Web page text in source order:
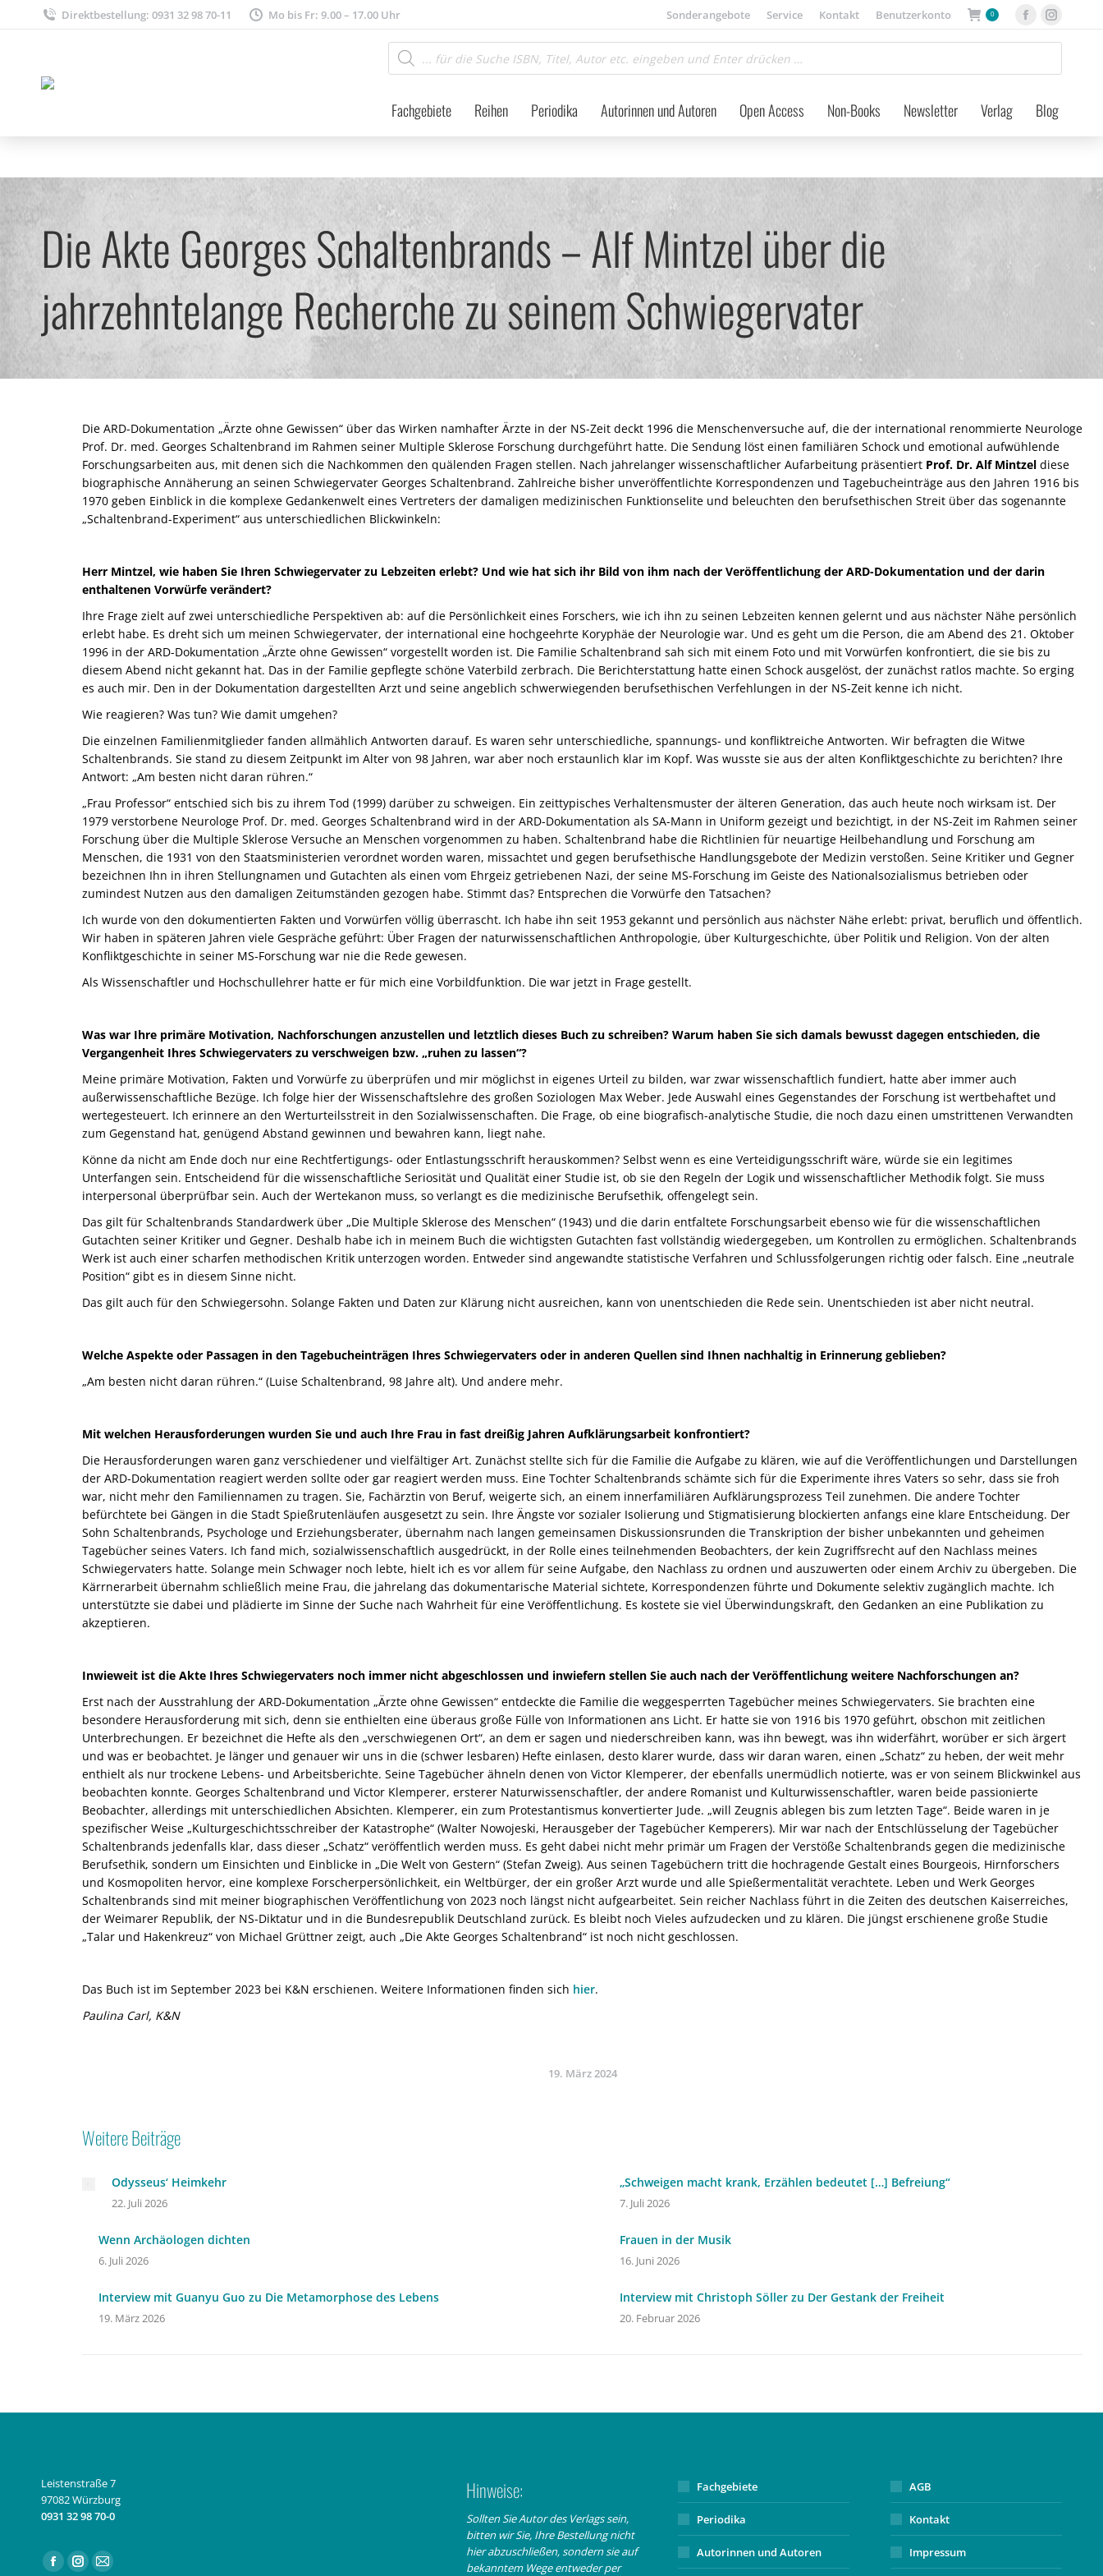
Direktbestellung: 0931 32 98 70-11 Mo bis Fr: 9.00 – 17.00 Uhr Sonderangebote Service Kontakt Benutzerkonto 0
Facebook
page
new
page
new
Products
search
Fachgebiete Reihen Periodika Autorinnen und Autoren Open Access Non-Books Newsletter Verlag Blog
Die Akte Georges Schaltenbrands – Alf Mintzel über die
jahrzehntelange Recherche zu seinem Schwiegervater
Die ARD-Dokumentation „Ärzte ohne Gewissen“ über das Wirken namhafter Ärzte in der NS-Zeit deckt 1996 die Menschenversuche auf, die der international renommierte Neurologe
Prof. Dr. med. Georges Schaltenbrand im Rahmen seiner Multiple Sklerose Forschung durchgeführt hatte. Die Sendung löst einen familiären Schock und emotional aufwühlende
Forschungsarbeiten aus, mit denen sich die Nachkommen den quälenden Fragen stellen. Nach jahrelanger wissenschaftlicher Aufarbeitung präsentiert Prof. Dr. Alf Mintzel diese
biographische Annäherung an seinen Schwiegervater Georges Schaltenbrand. Zahlreiche bisher unveröffentlichte Korrespondenzen und Tagebucheinträge aus den Jahren 1916 bis
1970 geben Einblick in die komplexe Gedankenwelt eines Vertreters der damaligen medizinischen Funktionselite und beleuchten den berufsethischen Streit über das sogenannte
„Schaltenbrand-Experiment“ aus unterschiedlichen Blickwinkeln:
Herr Mintzel, wie haben Sie Ihren Schwiegervater zu Lebzeiten erlebt? Und wie hat sich ihr Bild von ihm nach der Veröffentlichung der ARD-Dokumentation und der darin
enthaltenen Vorwürfe verändert?
Ihre Frage zielt auf zwei unterschiedliche Perspektiven ab: auf die Persönlichkeit eines Forschers, wie ich ihn zu seinen Lebzeiten kennen gelernt und aus nächster Nähe persönlich
erlebt habe. Es dreht sich um meinen Schwiegervater, der international eine hochgeehrte Koryphäe der Neurologie war. Und es geht um die Person, die am Abend des 21. Oktober
1996 in der ARD-Dokumentation „Ärzte ohne Gewissen“ vorgestellt worden ist. Die Familie Schaltenbrand sah sich mit einem Foto und mit Vorwürfen konfrontiert, die sie bis zu
diesem Abend nicht gekannt hat. Das in der Familie gepflegte schöne Vaterbild zerbrach. Die Berichterstattung hatte einen Schock ausgelöst, der zunächst ratlos machte. So erging
es auch mir. Den in der Dokumentation dargestellten Arzt und seine angeblich schwerwiegenden berufsethischen Verfehlungen in der NS-Zeit kenne ich nicht.
Wie reagieren? Was tun? Wie damit umgehen?
Die einzelnen Familienmitglieder fanden allmählich Antworten darauf. Es waren sehr unterschiedliche, spannungs- und konfliktreiche Antworten. Wir befragten die Witwe
Schaltenbrands. Sie stand zu diesem Zeitpunkt im Alter von 98 Jahren, war aber noch erstaunlich klar im Kopf. Was wusste sie aus der alten Konfliktgeschichte zu berichten? Ihre
Antwort: „Am besten nicht daran rühren.“
„Frau Professor“ entschied sich bis zu ihrem Tod (1999) darüber zu schweigen. Ein zeittypisches Verhaltensmuster der älteren Generation, das auch heute noch wirksam ist. Der
1979 verstorbene Neurologe Prof. Dr. med. Georges Schaltenbrand wird in der ARD-Dokumentation als SA-Mann in Uniform gezeigt und bezichtigt, in der NS-Zeit im Rahmen seiner
Forschung über die Multiple Sklerose Versuche an Menschen vorgenommen zu haben. Schaltenbrand habe die Richtlinien für neuartige Heilbehandlung und Forschung am
Menschen, die 1931 von den Staatsministerien verordnet worden waren, missachtet und gegen berufsethische Handlungsgebote der Medizin verstoßen. Seine Kritiker und Gegner
bezeichnen Ihn in ihren Stellungnamen und Gutachten als einen vom Ehrgeiz getriebenen Nazi, der seine MS-Forschung im Geiste des Nationalsozialismus betrieben oder
zumindest Nutzen aus den damaligen Zeitumständen gezogen habe. Stimmt das? Entsprechen die Vorwürfe den Tatsachen?
Ich wurde von den dokumentierten Fakten und Vorwürfen völlig überrascht. Ich habe ihn seit 1953 gekannt und persönlich aus nächster Nähe erlebt: privat, beruflich und öffentlich.
Wir haben in späteren Jahren viele Gespräche geführt: Über Fragen der naturwissenschaftlichen Anthropologie, über Kulturgeschichte, über Politik und Religion. Von der alten
Konfliktgeschichte in seiner MS-Forschung war nie die Rede gewesen.
Als Wissenschaftler und Hochschullehrer hatte er für mich eine Vorbildfunktion. Die war jetzt in Frage gestellt.
Was war Ihre primäre Motivation, Nachforschungen anzustellen und letztlich dieses Buch zu schreiben? Warum haben Sie sich damals bewusst dagegen entschieden, die
Vergangenheit Ihres Schwiegervaters zu verschweigen bzw. „ruhen zu lassen“?
Meine primäre Motivation, Fakten und Vorwürfe zu überprüfen und mir möglichst in eigenes Urteil zu bilden, war zwar wissenschaftlich fundiert, hatte aber immer auch
außerwissenschaftliche Bezüge. Ich folge hier der Wissenschaftslehre des großen Soziologen Max Weber. Jede Auswahl eines Gegenstandes der Forschung ist wertbehaftet und
wertegesteuert. Ich erinnere an den Werturteilsstreit in den Sozialwissenschaften. Die Frage, ob eine biografisch-analytische Studie, die noch dazu einen umstrittenen Verwandten
zum Gegenstand hat, genügend Abstand gewinnen und bewahren kann, liegt nahe.
Könne da nicht am Ende doch nur eine Rechtfertigungs- oder Entlastungsschrift herauskommen? Selbst wenn es eine Verteidigungsschrift wäre, würde sie ein legitimes
Unterfangen sein. Entscheidend für die wissenschaftliche Seriosität und Qualität einer Studie ist, ob sie den Regeln der Logik und wissenschaftlicher Methodik folgt. Sie muss
interpersonal überprüfbar sein. Auch der Wertekanon muss, so verlangt es die medizinische Berufsethik, offengelegt sein.
Das gilt für Schaltenbrands Standardwerk über „Die Multiple Sklerose des Menschen“ (1943) und die darin entfaltete Forschungsarbeit ebenso wie für die wissenschaftlichen
Gutachten seiner Kritiker und Gegner. Deshalb habe ich in meinem Buch die wichtigsten Gutachten fast vollständig wiedergegeben, um Kontrollen zu ermöglichen. Schaltenbrands
Werk ist auch einer scharfen methodischen Kritik unterzogen worden. Entweder sind angewandte statistische Verfahren und Schlussfolgerungen richtig oder falsch. Eine „neutrale
Position“ gibt es in diesem Sinne nicht.
Das gilt auch für den Schwiegersohn. Solange Fakten und Daten zur Klärung nicht ausreichen, kann von unentschieden die Rede sein. Unentschieden ist aber nicht neutral.
Welche Aspekte oder Passagen in den Tagebucheinträgen Ihres Schwiegervaters oder in anderen Quellen sind Ihnen nachhaltig in Erinnerung geblieben?
„Am besten nicht daran rühren.“ (Luise Schaltenbrand, 98 Jahre alt). Und andere mehr.
Mit welchen Herausforderungen wurden Sie und auch Ihre Frau in fast dreißig Jahren Aufklärungsarbeit konfrontiert?
Die Herausforderungen waren ganz verschiedener und vielfältiger Art. Zunächst stellte sich für die Familie die Aufgabe zu klären, wie auf die Veröffentlichungen und Darstellungen
der ARD-Dokumentation reagiert werden sollte oder gar reagiert werden muss. Eine Tochter Schaltenbrands schämte sich für die Experimente ihres Vaters so sehr, dass sie froh
war, nicht mehr den Familiennamen zu tragen. Sie, Fachärztin von Beruf, weigerte sich, an einem innerfamiliären Aufklärungsprozess Teil zunehmen. Die andere Tochter
befürchtete bei Gängen in die Stadt Spießrutenläufen ausgesetzt zu sein. Ihre Ängste vor sozialer Isolierung und Stigmatisierung blockierten anfangs eine klare Entscheidung. Der
Sohn Schaltenbrands, Psychologe und Erziehungsberater, übernahm nach langen gemeinsamen Diskussionsrunden die Transkription der bisher unbekannten und geheimen
Tagebücher seines Vaters. Ich fand mich, sozialwissenschaftlich ausgedrückt, in der Rolle eines teilnehmenden Beobachters, der kein Zugriffsrecht auf den Nachlass meines
Schwiegervaters hatte. Solange mein Schwager noch lebte, hielt ich es vor allem für seine Aufgabe, den Nachlass zu ordnen und auszuwerten oder einem Archiv zu übergeben. Die
Kärrnerarbeit übernahm schließlich meine Frau, die jahrelang das dokumentarische Material sichtete, Korrespondenzen führte und Dokumente selektiv zugänglich machte. Ich
unterstützte sie dabei und plädierte im Sinne der Suche nach Wahrheit für eine Veröffentlichung. Es kostete sie viel Überwindungskraft, den Gedanken an eine Publikation zu
akzeptieren.
Inwieweit ist die Akte Ihres Schwiegervaters noch immer nicht abgeschlossen und inwiefern stellen Sie auch nach der Veröffentlichung weitere Nachforschungen an?
Erst nach der Ausstrahlung der ARD-Dokumentation „Ärzte ohne Gewissen“ entdeckte die Familie die weggesperrten Tagebücher meines Schwiegervaters. Sie brachten eine
besondere Herausforderung mit sich, denn sie enthielten eine überaus große Fülle von Informationen ans Licht. Er hatte sie von 1916 bis 1970 geführt, obschon mit zeitlichen
Unterbrechungen. Er bezeichnet die Hefte als den „verschwiegenen Ort“, an dem er sagen und niederschreiben kann, was ihn bewegt, was ihn widerfährt, worüber er sich ärgert
und was er beobachtet. Je länger und genauer wir uns in die (schwer lesbaren) Hefte einlasen, desto klarer wurde, dass wir daran waren, einen „Schatz“ zu heben, der weit mehr
enthielt als nur trockene Lebens- und Arbeitsberichte. Seine Tagebücher ähneln denen von Victor Klemperer, der ebenfalls unermüdlich notierte, was er von seinem Blickwinkel aus
beobachten konnte. Georges Schaltenbrand und Victor Klemperer, ersterer Naturwissenschaftler, der andere Romanist und Kulturwissenschaftler, waren beide passionierte
Beobachter, allerdings mit unterschiedlichen Absichten. Klemperer, ein zum Protestantismus konvertierter Jude. „will Zeugnis ablegen bis zum letzten Tage“. Beide waren in je
spezifischer Weise „Kulturgeschichtsschreiber der Katastrophe“ (Walter Nowojeski, Herausgeber der Tagebücher Kemperers). Mir war nach der Entschlüsselung der Tagebücher
Schaltenbrands jedenfalls klar, dass dieser „Schatz“ veröffentlich werden muss. Es geht dabei nicht mehr primär um Fragen der Verstöße Schaltenbrands gegen die medizinische
Berufsethik, sondern um Einsichten und Einblicke in „Die Welt von Gestern“ (Stefan Zweig). Aus seinen Tagebüchern tritt die hochragende Gestalt eines Bourgeois, Hirnforschers
und Kosmopoliten hervor, eine komplexe Forscherpersönlichkeit, ein Weltbürger, der ein großer Arzt wurde und alle Spießermentalität verachtete. Leben und Werk Georges
Schaltenbrands sind mit meiner biographischen Veröffentlichung von 2023 noch längst nicht aufgearbeitet. Sein reicher Nachlass führt in die Zeiten des deutschen Kaiserreiches,
der Weimarer Republik, der NS-Diktatur und in die Bundesrepublik Deutschland zurück. Es bleibt noch Vieles aufzudecken und zu klären. Die jüngst erschienene große Studie
„Talar und Hakenkreuz“ von Michael Grüttner zeigt, auch „Die Akte Georges Schaltenbrand“ ist noch nicht geschlossen.
Das Buch ist im September 2023 bei K&N erschienen. Weitere Informationen finden sich hier.
Paulina Carl, K&N
19. März 2024
Weitere Beiträge
Odysseus‘ Heimkehr
22. Juli 2026
„Schweigen macht krank, Erzählen bedeutet […] Befreiung“
7. Juli 2026
Wenn Archäologen dichten
6. Juli 2026
Frauen in der Musik
16. Juni 2026
Interview mit Guanyu Guo zu Die Metamorphose des Lebens
19. März 2026
Interview mit Christoph Söller zu Der Gestank der Freiheit
20. Februar 2026
Leistenstraße 7
97082 Würzburg
0931 32 98 70-0
Finden Sie uns auf:
FacebookInstagram
E-
Hinweise:
Sollten Sie Autor des Verlags sein,
bitten wir Sie, Ihre Bestellung nicht
hier abzuschließen, sondern sie auf
bekanntem Wege entweder per
Fachgebiete
Periodika
Autorinnen und Autoren
AGB
Kontakt
Impressum